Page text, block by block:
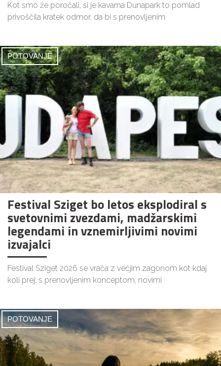
Kot smo že poročali, si je kavarna Dunapark to pomlad
privoščila kratek odmor, da bi s prenovljenim
POTOVANJE
Festival Sziget bo letos eksplodiral s
svetovnimi zvezdami, madžarskimi
legendami in vznemirljivimi novimi
izvajalci
Festival Sziget 2026 se vrača z večjim zagonom kot kdaj
koli prej: s prenovljenim konceptom, novimi
POTOVANJE